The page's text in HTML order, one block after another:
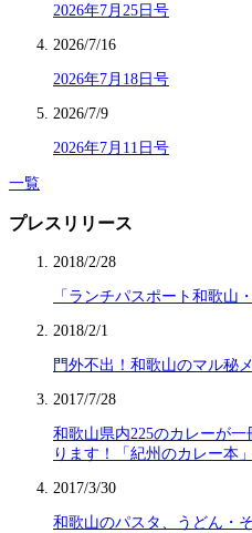
2026年7月25日号
2026/7/16
2026年7月18日号
2026/7/9
2026年7月11日号
一覧
プレスリリース
2018/2/28
「ランチパスポート和歌山
2018/2/1
門外不出！和歌山のマル秘
2017/7/28
和歌山県内225のカレーが
ります！「紀州のカレー本
2017/3/30
和歌山のパスタ、うどん・